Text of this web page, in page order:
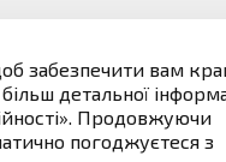
забезпечити вам
детальної
Продовжуючи
погоджуєтеся з